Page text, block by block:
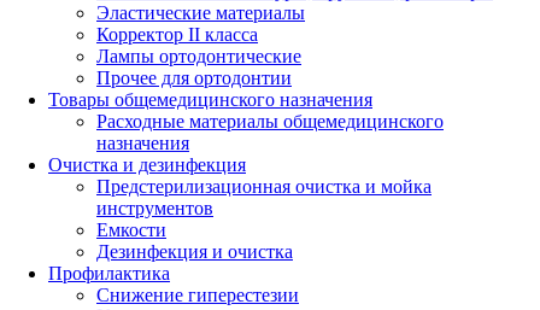
Эластические материалы
Корректор II класса
Лампы ортодонтические
Прочее для ортодонтии
Товары общемедицинского назначения
Расходные материалы общемедицинского
назначения
Очистка и дезинфекция
Предстерилизационная очистка и мойка
инструментов
Емкости
Дезинфекция и очистка
Профилактика
Снижение гиперестезии